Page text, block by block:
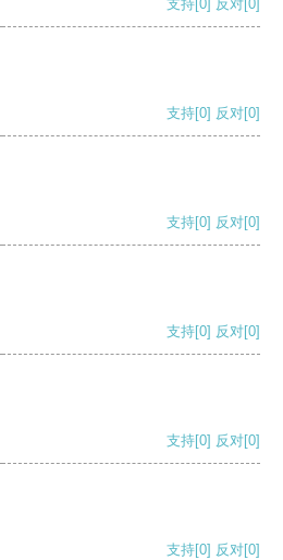
支持 [0] 反对 [0]
支持[0] 反对[0]
支持[0] 反对[0]
支持[0] 反对[0]
支持[0] 反对[0]
支持[0] 反对[0]